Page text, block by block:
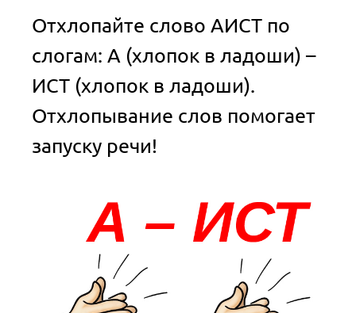
Отхлопайте слово АИСТ по
слогам: А (хлопок в ладоши) –
ИСТ (хлопок в ладоши).
Отхлопывание слов помогает
запуску речи!